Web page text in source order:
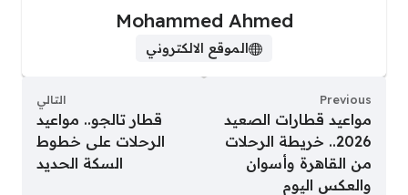
Mohammed Ahmed
الموقع الالكتروني
Previous
مواعيد قطارات الصعيد
2026.. خريطة الرحلات
من القاهرة وأسوان
والعكس اليوم
التالي
قطار تالجو.. مواعيد
الرحلات على خطوط
السكة الحديد